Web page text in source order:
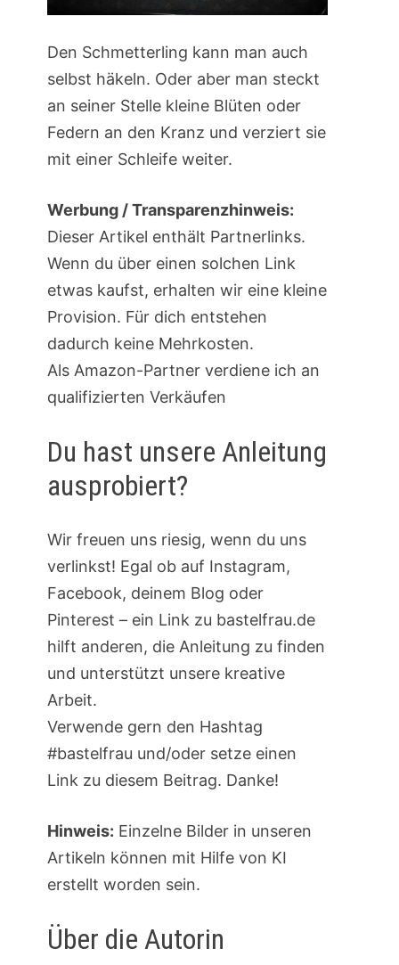
Den Schmetterling kann man auch
selbst häkeln. Oder aber man steckt
an seiner Stelle kleine Blüten oder
Federn an den Kranz und verziert sie
mit einer Schleife weiter.
Werbung / Transparenzhinweis:
Dieser Artikel enthält Partnerlinks.
Wenn du über einen solchen Link
etwas kaufst, erhalten wir eine kleine
Provision. Für dich entstehen
dadurch keine Mehrkosten.
Als Amazon-Partner verdiene ich an
qualifizierten Verkäufen
Du hast unsere Anleitung
ausprobiert?
Wir freuen uns riesig, wenn du uns
verlinkst! Egal ob auf Instagram,
Facebook, deinem Blog oder
Pinterest – ein Link zu bastelfrau.de
hilft anderen, die Anleitung zu finden
und unterstützt unsere kreative
Arbeit.
Verwende gern den Hashtag
#bastelfrau und/oder setze einen
Link zu diesem Beitrag. Danke!
Hinweis: Einzelne Bilder in unseren
Artikeln können mit Hilfe von KI
erstellt worden sein.
Über die Autorin